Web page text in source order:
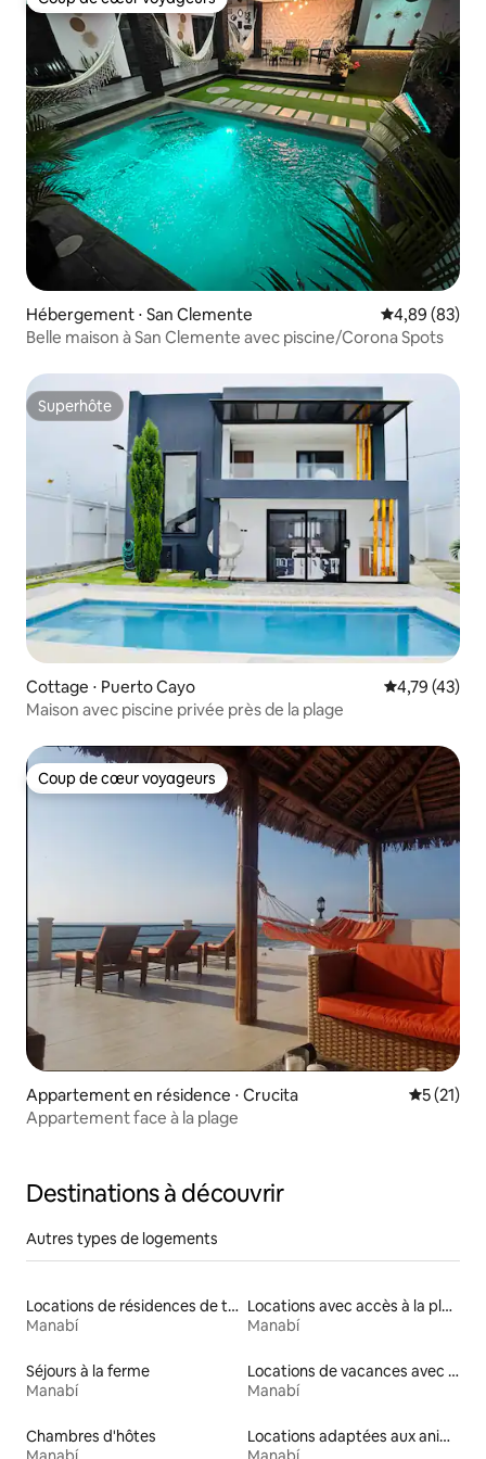
Coup de cœur voyageurs
Hébergement ⋅ San Clemente Évaluation
4,89 (83)
Belle maison à San Clemente avec piscine/Corona Spots
Superhôte
Superhôte
Cottage ⋅ Puerto Cayo Évaluation
4,79 (43)
Maison avec piscine privée près de la plage
Coup de cœur voyageurs
Coup de cœur voyageurs
Appartement en résidence ⋅ Crucita
5 (21)
Appartement face à la plage
Destinations à découvrir
Autres types de logements
Locations de résidences de tourisme
Manabí
Locations avec accès à la plage
Manabí
Séjours à la ferme
Manabí
Locations de vacances avec piscine
Manabí
Chambres d'hôtes
Locations adaptées aux animaux